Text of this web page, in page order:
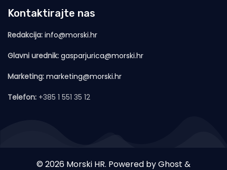
Kontaktirajte nas
Redakcija: info@morski.hr
Glavni urednik: gasparjurica@morski.hr
Marketing: marketing@morski.hr
Telefon: +385 1 551 35 12
© 2026 Morski HR. Powered byGhost &